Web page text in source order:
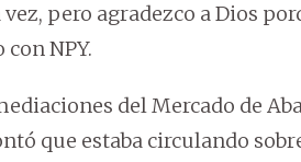
pero agradezco a Dios
NPY.
del Mercado de
que estaba circulando